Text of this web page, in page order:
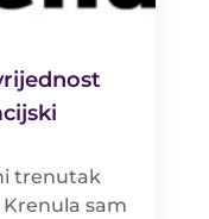
trenutak
sam